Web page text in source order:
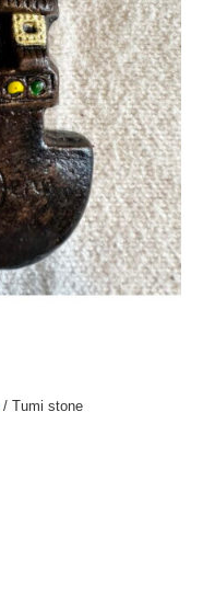
/ Tumi stone